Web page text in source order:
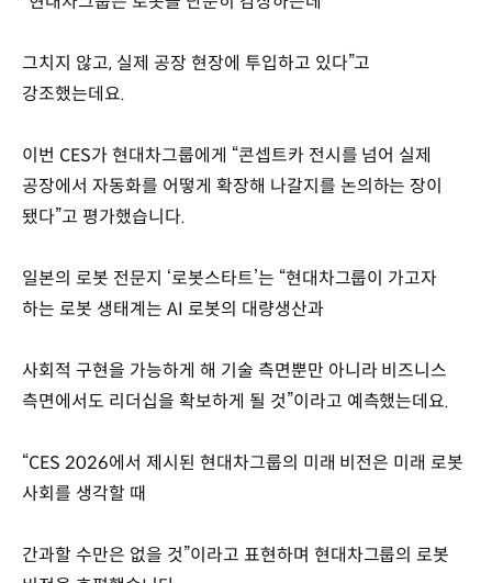
그치지 않고, 실제 공장 현장에 투입하고 있다”고
강조했는데요.
이번 CES가 현대차그룹에게 “콘셉트카 전시를 넘어 실제
공장에서 자동화를 어떻게 확장해 나갈지를 논의하는 장이
됐다”고 평가했습니다.
일본의 로봇 전문지 ‘로봇스타트’는 “현대차그룹이 가고자
하는 로봇 생태계는 AI 로봇의 대량생산과
사회적 구현을 가능하게 해 기술 측면뿐만 아니라 비즈니스
측면에서도 리더십을 확보하게 될 것”이라고 예측했는데요.
“CES 2026에서 제시된 현대차그룹의 미래 비전은 미래 로봇
사회를 생각할 때
간과할 수만은 없을 것”이라고 표현하며 현대차그룹의 로봇